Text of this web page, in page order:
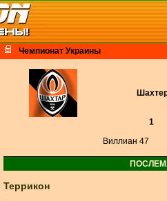
Чемпионат Украины
1
Виллиан 47
Террикон